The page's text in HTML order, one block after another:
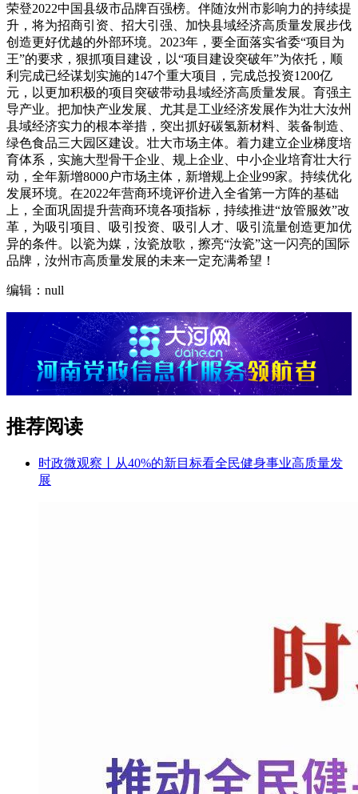
荣登2022中国县级市品牌百强榜。伴随汝州市影响力的持续提
升，将为招商引资、招大引强、加快县域经济高质量发展步伐
创造更好优越的外部环境。2023年，要全面落实省委“项目为
王”的要求，狠抓项目建设，以“项目建设突破年”为依托，顺
利完成已经谋划实施的147个重大项目，完成总投资1200亿
元，以更加积极的项目突破带动县域经济高质量发展。育强主
导产业。把加快产业发展、尤其是工业经济发展作为壮大汝州
县域经济实力的根本举措，突出抓好碳氢新材料、装备制造、
绿色食品三大园区建设。壮大市场主体。着力建立企业梯度培
育体系，实施大型骨干企业、规上企业、中小企业培育壮大行
动，全年新增8000户市场主体，新增规上企业99家。持续优化
发展环境。在2022年营商环境评价进入全省第一方阵的基础
上，全面巩固提升营商环境各项指标，持续推进“放管服效”改
革，为吸引项目、吸引投资、吸引人才、吸引流量创造更加优
异的条件。以瓷为媒，汝瓷放歌，擦亮“汝瓷”这一闪亮的国际
品牌，汝州市高质量发展的未来一定充满希望！
编辑：null
推荐阅读
时政微观察丨从40%的新目标看全民健身事业高质量发
展